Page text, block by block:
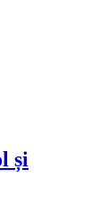
și